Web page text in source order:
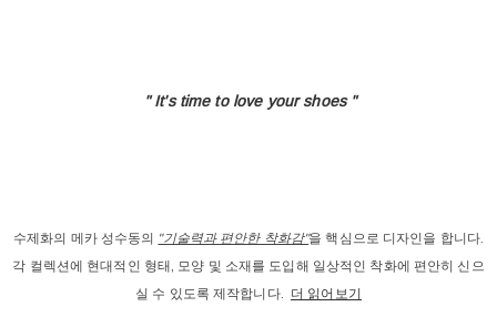
" It's time to loveyour shoes "
수제화의 메카 성수동의 "기술력과 편안한 착화감"을 핵심으로 디자인을 합니다.
각 컬렉션에 현대적인 형태, 모양 및 소재를 도입해 일상적인 착화에 편안히 신으
실 수 있도록 제작합니다. 더 읽어보기